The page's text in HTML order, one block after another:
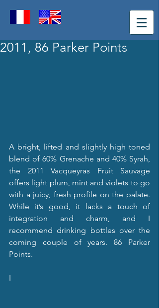
2011, 86 Parker Points
A bright, lifted and slightly high toned
blend of 60% Grenache and 40% Syrah,
the 2011 Vacqueyras Fruit Sauvage
offers light plum, mint and violets to go
with a juicy, fresh profile on the palate.
While it’s good, it lacks a touch of
integration and charm, and I
recommend drinking bottles over the
coming couple of years. 86 Parker
Points.
I